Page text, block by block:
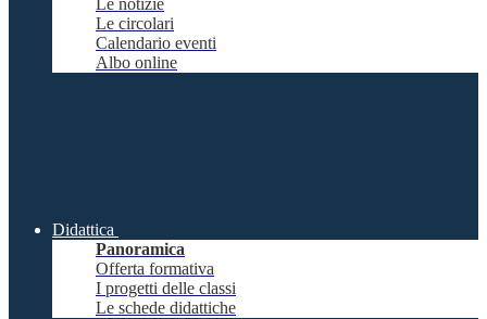
Le notizie
Le circolari
Calendario eventi
Albo online
Didattica
Panoramica
Offerta formativa
I progetti delle classi
Le schede didattiche